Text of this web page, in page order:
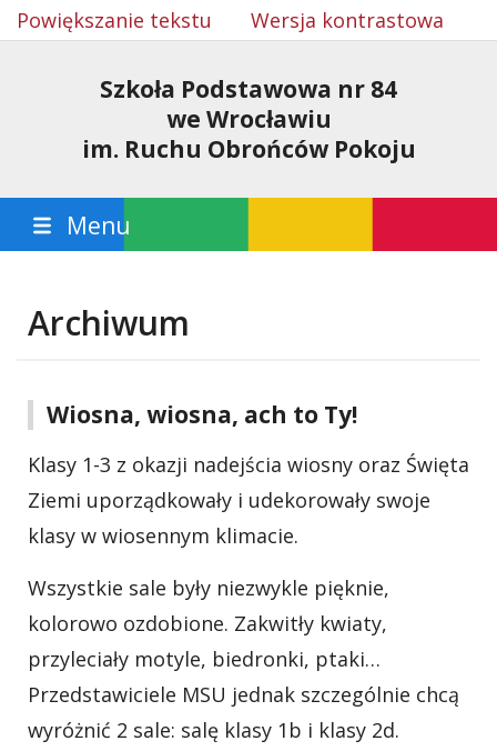
Powiększanie tekstu Wersja kontrastowa
Szkoła Podstawowa nr 84
we Wrocławiu
im. Ruchu Obrońców Pokoju
Menu
Archiwum
Wiosna, wiosna, ach to Ty!
Klasy 1-3 z okazji nadejścia wiosny oraz Święta
Ziemi uporządkowały i udekorowały swoje
klasy w wiosennym klimacie.
Wszystkie sale były niezwykle pięknie,
kolorowo ozdobione. Zakwitły kwiaty,
przyleciały motyle, biedronki, ptaki…
Przedstawiciele MSU jednak szczególnie chcą
wyróżnić 2 sale: salę klasy 1b i klasy 2d.